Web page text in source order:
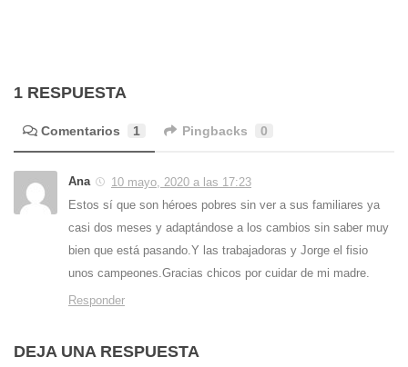
1 RESPUESTA
Comentarios 1 Pingbacks 0
Ana
10 mayo, 2020 a las 17:23
Estos sí que son héroes pobres sin ver a sus familiares ya
casi dos meses y adaptándose a los cambios sin saber muy
bien que está pasando.Y las trabajadoras y Jorge el fisio
unos campeones.Gracias chicos por cuidar de mi madre.
Responder
DEJA UNA RESPUESTA